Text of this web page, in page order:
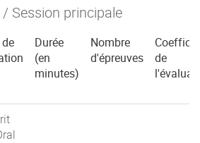
Session principale
Durée
(en
minutes)
Nombre
d'épreuves
de